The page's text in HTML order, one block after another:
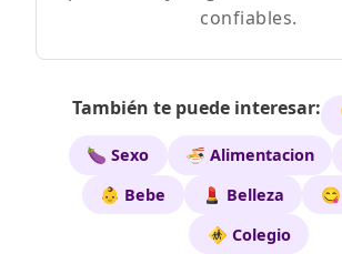
confiables.
También te puede interesar:
🍆 Sexo
🍜 Alimentacion
👶 Bebe
💄 Belleza
🚸 Colegio